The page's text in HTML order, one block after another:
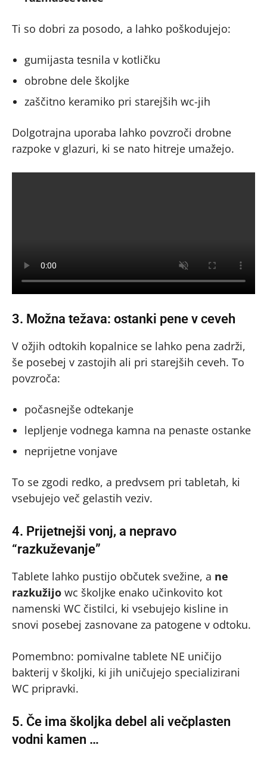
Ti so dobri za posodo, a lahko poškodujejo:
gumijasta tesnila v kotličku
obrobne dele školjke
zaščitno keramiko pri starejših wc-jih
Dolgotrajna uporaba lahko povzroči drobne
razpoke v glazuri, ki se nato hitreje umažejo.
3. Možna težava: ostanki pene v ceveh
V ožjih odtokih kopalnice se lahko pena zadrži,
še posebej v zastojih ali pri starejših ceveh. To
povzroča:
počasnejše odtekanje
lepljenje vodnega kamna na penaste ostanke
neprijetne vonjave
To se zgodi redko, a predvsem pri tabletah, ki
vsebujejo več gelastih veziv.
4. Prijetnejši vonj, a nepravo
“razkuževanje”
Tablete lahko pustijo občutek svežine, a ne
razkužijo wc školjke enako učinkovito kot
namenski WC čistilci, ki vsebujejo kisline in
snovi posebej zasnovane za patogene v odtoku.
Pomembno: pomivalne tablete NE uničijo
bakterij v školjki, ki jih uničujejo specializirani
WC pripravki.
5. Če ima školjka debel ali večplasten
vodni kamen …